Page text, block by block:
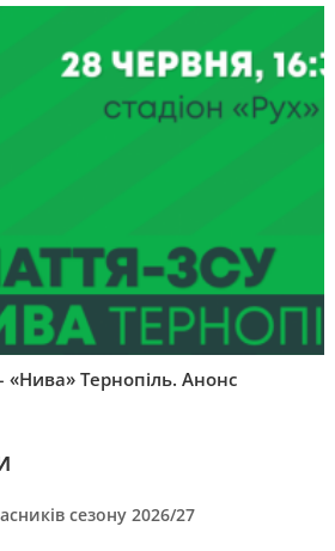
Тернопіль. Анонс
сезону 2026/27